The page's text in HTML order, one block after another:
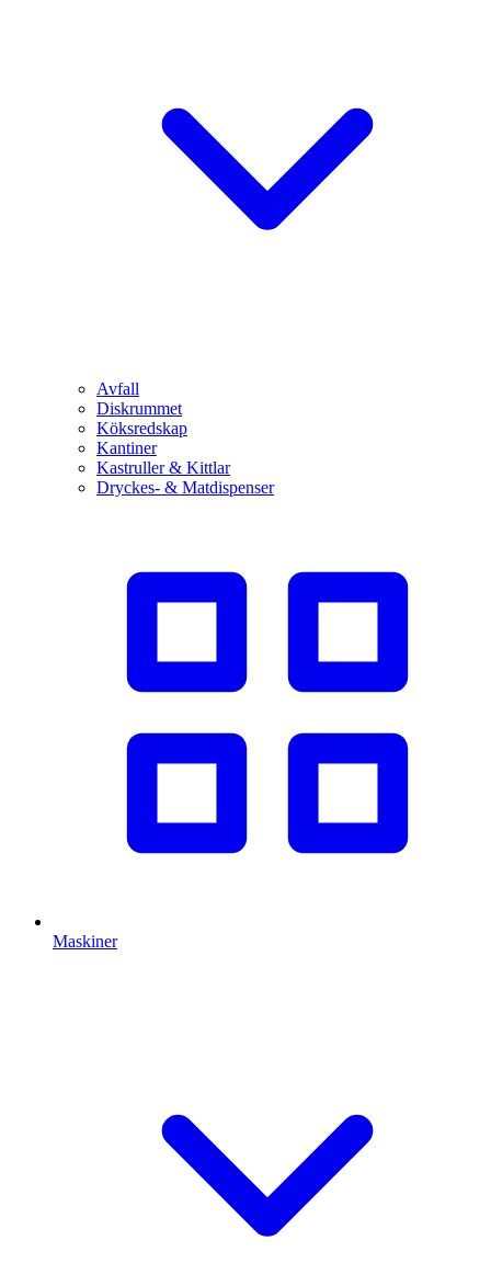
Avfall
Diskrummet
Köksredskap
Kantiner
Kastruller & Kittlar
Dryckes- & Matdispenser
Maskiner